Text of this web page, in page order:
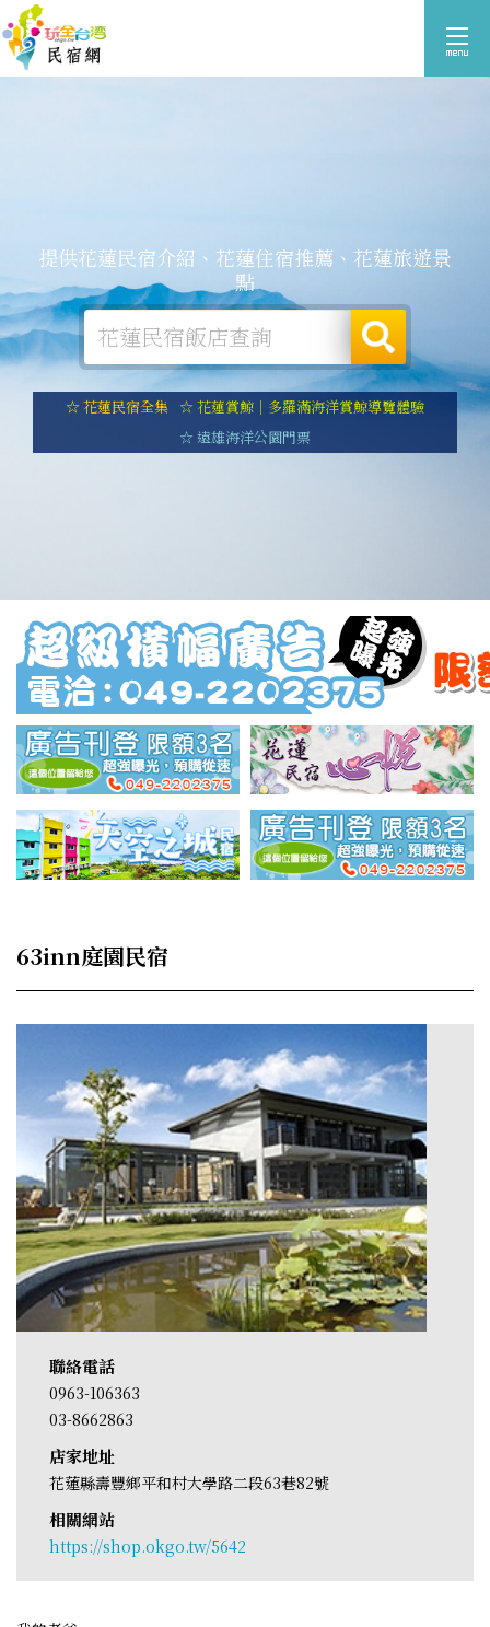
提供花蓮民宿介紹、花蓮住宿推薦、花蓮旅遊景
點
☆ 花蓮民宿全集 ☆ 花蓮賞鯨｜多羅滿海洋賞鯨導覽體驗
☆ 遠雄海洋公園門票
63inn庭園民宿
聯絡電話
0963-106363
03-8662863
店家地址
花蓮縣壽豐鄉平和村大學路二段63巷82號
相關網站
https://shop.okgo.tw/5642